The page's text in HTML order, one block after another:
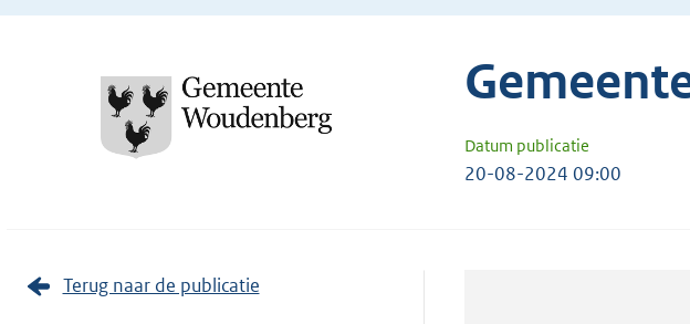
Datum publicatie
20-08-2024 09:00
Terug naar de publicatie